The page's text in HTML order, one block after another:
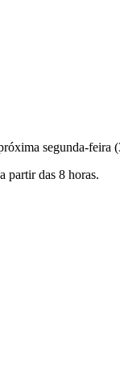
segunda-feira
partir das 8 horas.